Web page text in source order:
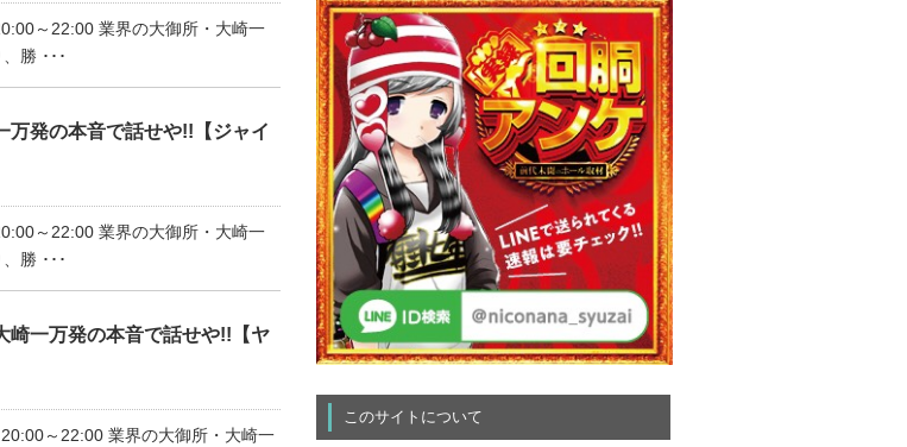
～22:00 業界の大御所・大崎一
勝 ･･･
万発の本音で話せや!!【ジャイ
～22:00 業界の大御所・大崎一
勝 ･･･
崎一万発の本音で話せや!!【ヤ
～22:00 業界の大御所・大崎一
このサイトについて